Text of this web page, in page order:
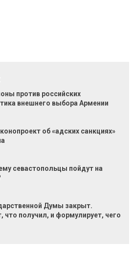
против российских
внешнего выбора Армении
об «адских санкциях»
севастопольцы пойдут на
Думы закрыт.
что получил, и формулирует, чего